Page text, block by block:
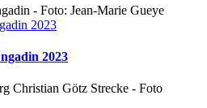
2023
2023